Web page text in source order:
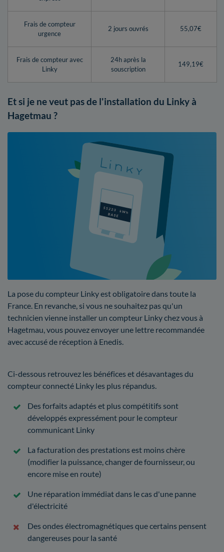
Frais de compteur
urgence
2 jours ouvrés 55,07€
Frais de compteur avec
Linky
24h après la
souscription
149,19€
Et si je ne veut pas de l'installation du Linky à
Hagetmau ?
La pose du compteur Linky est obligatoire dans toute la
France. En revanche, si vous ne souhaitez pas qu'un
technicien vienne installer un compteur Linky chez vous à
Hagetmau, vous pouvez envoyer une lettre recommandée
avec accusé de réception à Enedis.
Ci-dessous retrouvez les bénéfices et désavantages du
compteur connecté Linky les plus répandus.
Des forfaits adaptés et plus compétitifs sont
développés expressément pour le compteur
communicant Linky
La facturation des prestations est moins chère
(modifier la puissance, changer de fournisseur, ou
encore mise en route)
Une réparation immédiat dans le cas d'une panne
d'électricité
Des ondes électromagnétiques que certains pensent
dangereuses pour la santé